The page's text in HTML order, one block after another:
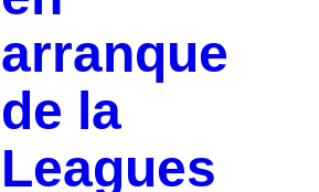
arranque
de la
Leagues